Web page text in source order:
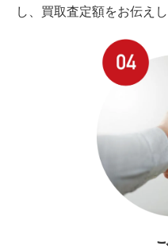
し、買取査定額をお伝えし